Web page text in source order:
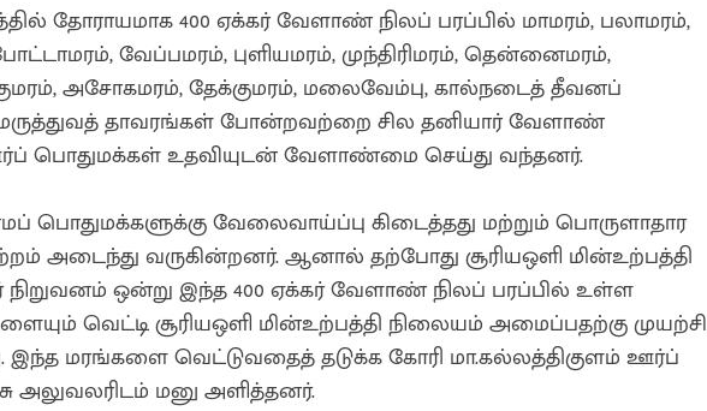
தோராயமாக 400 ஏக்கர் வேளாண் நிலப் பரப்பில் மாமரம், பலாமரம்,
வேப்பமரம், புளியமரம், முந்திரிமரம், தென்னைமரம்,
அசோகமரம், தேக்குமரம், மலைவேம்பு, கால்நடைத் தீவனப்
மருத்துவத் தாவரங்கள் போன்றவற்றை சில தனியார் வேளாண்
பொதுமக்கள் உதவியுடன் வேளாண்மை செய்து வந்தனர்.
பொதுமக்களுக்கு வேலைவாய்ப்பு கிடைத்தது மற்றும் பொருளாதார
அடைந்து வருகின்றனர். ஆனால் தற்போது சூரியஒளி மின்உற்பத்தி
நிறுவனம் ஒன்று இந்த 400 ஏக்கர் வேளாண் நிலப் பரப்பில் உள்ள
வெட்டி சூரியஒளி மின்உற்பத்தி நிலையம் அமைப்பதற்கு முயற்சி
இந்த மரங்களை வெட்டுவதைத் தடுக்க கோரி மா.கல்லத்திகுளம் ஊர்ப்
அலுவலரிடம் மனு அளித்தனர்.